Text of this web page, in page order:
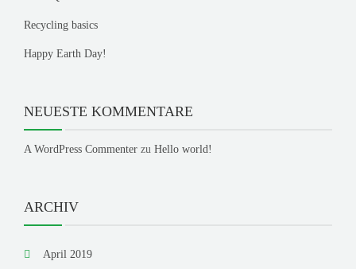
Recycling basics
Happy Earth Day!
NEUESTE KOMMENTARE
A WordPress Commenter zu Hello world!
ARCHIV
April 2019